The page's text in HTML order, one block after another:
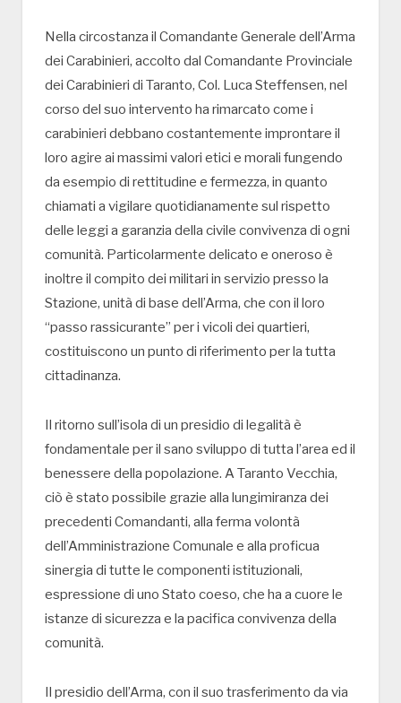
Nella circostanza il Comandante Generale dell’Arma
dei Carabinieri, accolto dal Comandante Provinciale
dei Carabinieri di Taranto, Col. Luca Steffensen, nel
corso del suo intervento ha rimarcato come i
carabinieri debbano costantemente improntare il
loro agire ai massimi valori etici e morali fungendo
da esempio di rettitudine e fermezza, in quanto
chiamati a vigilare quotidianamente sul rispetto
delle leggi a garanzia della civile convivenza di ogni
comunità. Particolarmente delicato e oneroso è
inoltre il compito dei militari in servizio presso la
Stazione, unità di base dell’Arma, che con il loro
“passo rassicurante” per i vicoli dei quartieri,
costituiscono un punto di riferimento per la tutta
cittadinanza.
Il ritorno sull’isola di un presidio di legalità è
fondamentale per il sano sviluppo di tutta l’area ed il
benessere della popolazione. A Taranto Vecchia,
ciò è stato possibile grazie alla lungimiranza dei
precedenti Comandanti, alla ferma volontà
dell’Amministrazione Comunale e alla proficua
sinergia di tutte le componenti istituzionali,
espressione di uno Stato coeso, che ha a cuore le
istanze di sicurezza e la pacifica convivenza della
comunità.
Il presidio dell’Arma, con il suo trasferimento da via